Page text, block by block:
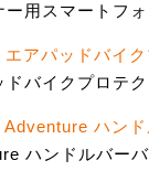
ー用スマートフ
アパッドバイ
ドバイクプロテ
Adventure ハン
ハンドルバー